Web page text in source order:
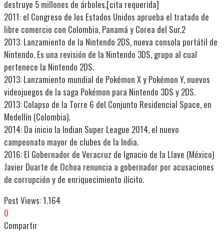
destruye 5 millones de árboles.[cita requerida]
2011: el Congreso de los Estados Unidos aprueba el tratado de
libre comercio con Colombia, Panamá y Corea del Sur.2​
2013: Lanzamiento de la Nintendo 2DS, nueva consola portátil de
Nintendo. Es una revisión de la Nintendo 3DS, grupo al cual
pertenece la Nintendo 2DS.
2013: Lanzamiento mundial de Pokémon X y Pokémon Y, nuevos
videojuegos de la saga Pokémon para Nintendo 3DS y 2DS.
2013: Colapso de la Torre 6 del Conjunto Residencial Space, en
Medellín (Colombia).
2014: Da inicio la Indian Super League 2014, el nuevo
campeonato mayor de clubes de la India.
2016: El Gobernador de Veracruz de Ignacio de la Llave (México)
Javier Duarte de Ochoa renuncia a gobernador por acusaciones
de corrupción y de enriquecimiento ilícito.
Post Views:1.164
0
Compartir